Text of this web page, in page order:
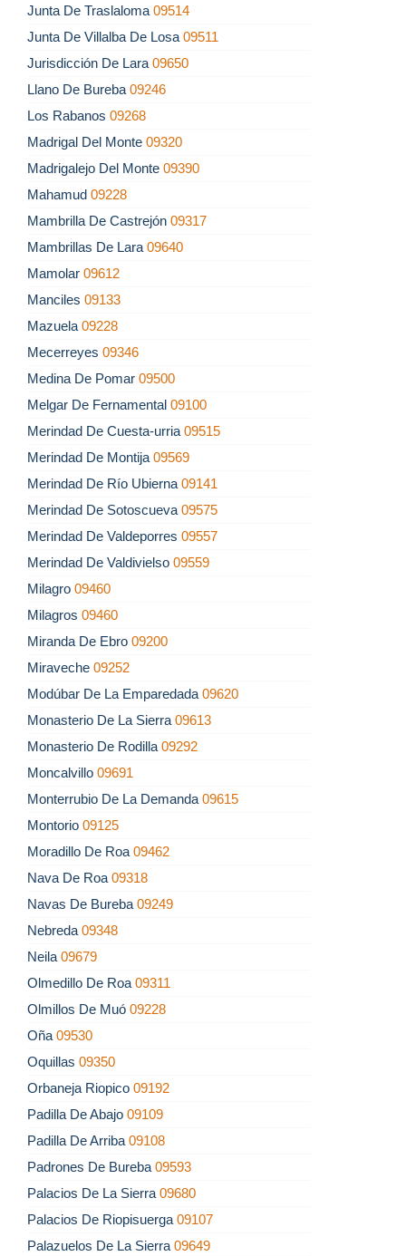
Junta De Traslaloma 09514
Junta De Villalba De Losa 09511
Jurisdicción De Lara 09650
Llano De Bureba 09246
Los Rabanos 09268
Madrigal Del Monte 09320
Madrigalejo Del Monte 09390
Mahamud 09228
Mambrilla De Castrejón 09317
Mambrillas De Lara 09640
Mamolar 09612
Manciles 09133
Mazuela 09228
Mecerreyes 09346
Medina De Pomar 09500
Melgar De Fernamental 09100
Merindad De Cuesta-urria 09515
Merindad De Montija 09569
Merindad De Río Ubierna 09141
Merindad De Sotoscueva 09575
Merindad De Valdeporres 09557
Merindad De Valdivielso 09559
Milagro 09460
Milagros 09460
Miranda De Ebro 09200
Miraveche 09252
Modúbar De La Emparedada 09620
Monasterio De La Sierra 09613
Monasterio De Rodilla 09292
Moncalvillo 09691
Monterrubio De La Demanda 09615
Montorio 09125
Moradillo De Roa 09462
Nava De Roa 09318
Navas De Bureba 09249
Nebreda 09348
Neila 09679
Olmedillo De Roa 09311
Olmillos De Muó 09228
Oña 09530
Oquillas 09350
Orbaneja Riopico 09192
Padilla De Abajo 09109
Padilla De Arriba 09108
Padrones De Bureba 09593
Palacios De La Sierra 09680
Palacios De Riopisuerga 09107
Palazuelos De La Sierra 09649